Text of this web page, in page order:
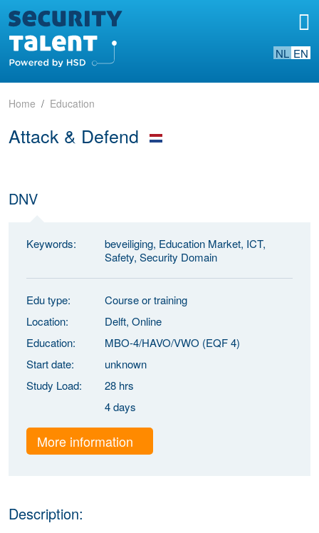
NL EN
Home Education
Attack & Defend
DNV
Keywords:
beveiliging, Education Market, ICT,
Safety, Security Domain
Edu type:
Course or training
Location:
Delft, Online
Education:
MBO-4/HAVO/VWO (EQF 4)
Start date:
unknown
Study Load:
28 hrs
4 days
More information
Description: